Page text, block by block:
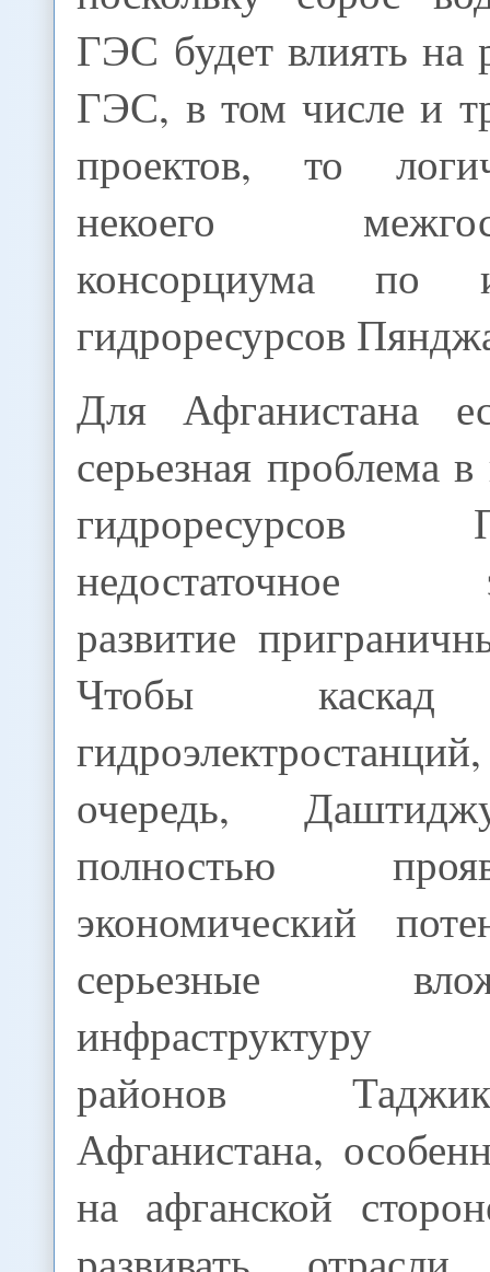
ГЭС будет влиять на
ГЭС, в том числе и
проектов, то
некоего
консорциума по
гидроресурсов
Для Афганистана
серьезная проблема
недостаточное
развитие
Чтобы каскад
очередь,
полностью
экономический
серьезные
инфраструктуру
районов
Афганистана,
на афганской